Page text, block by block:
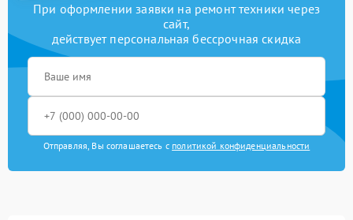
При оформлении заявки на ремонт техники через
сайт,
действует персональная бессрочная скидка
Отправляя, Вы соглашаетесь с политикой конфиденциальности